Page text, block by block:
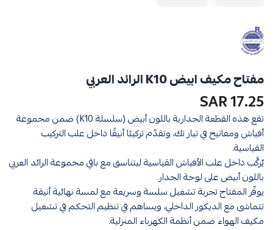
مفتاح مكيف ابيض K10 الرائد العربي
17.25 SAR
تقع هذه القطعة الجدارية باللون أبيض (سلسلة K10) ضمن مجموعة
أفياش ومفاتيح في تيار تك، وتقدّم تركيبًا أنيقًا داخل علب التركيب
القياسية.
يُركَّب داخل علب الأفياش القياسية ليتناسق مع باقي مجموعة الرائد العربي
باللون أبيض على لوحة الجدار.
يوفّر المفتاح تجربة تشغيل سلسة وسريعة مع لمسة نهائية أنيقة
تتماشى مع الديكور الداخلي، ويساهم في تنظيم التحكم في تشغيل
مكيف الهواء ضمن أنظمة الكهرباء المنزلية.